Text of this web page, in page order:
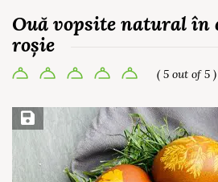
Ouă vopsite natural în
roșie
( 5 out of 5 )
Save Recipe